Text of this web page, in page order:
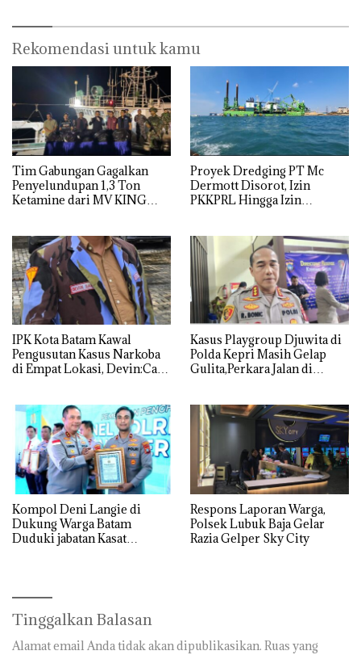
Rekomendasi untuk kamu
Tim Gabungan Gagalkan
Penyelundupan 1,3 Ton
Ketamine dari MV KING
Proyek Dredging PT Mc
Dermott Disorot, Izin
PKKPRL Hingga Izin
IPK Kota Batam Kawal
Pengusutan Kasus Narkoba
di Empat Lokasi, Devin:Cari
Kasus Playgroup Djuwita di
Polda Kepri Masih Gelap
Gulita,Perkara Jalan di
Kompol Deni Langie di
Dukung Warga Batam
Duduki jabatan Kasat
Respons Laporan Warga,
Polsek Lubuk Baja Gelar
Razia Gelper Sky City
Tinggalkan Balasan
Alamat email Anda tidak akan dipublikasikan. Ruas yang